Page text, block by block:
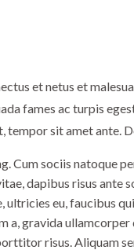
et netus et
fames ac turpis
sit amet ante.
Cum sociis natoque
dapibus risus ante
ultricies eu, faucibus
a, gravida ullamcorper
risus. Aliquam